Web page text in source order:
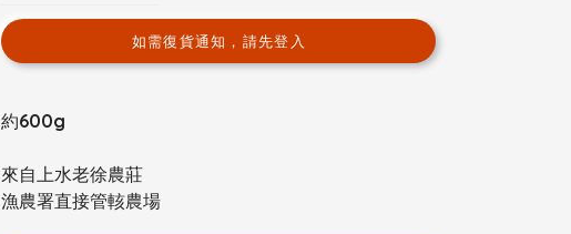
如需復貨通知，請先登入
約600g
來自上水老徐農莊
漁農署直接管輆農場